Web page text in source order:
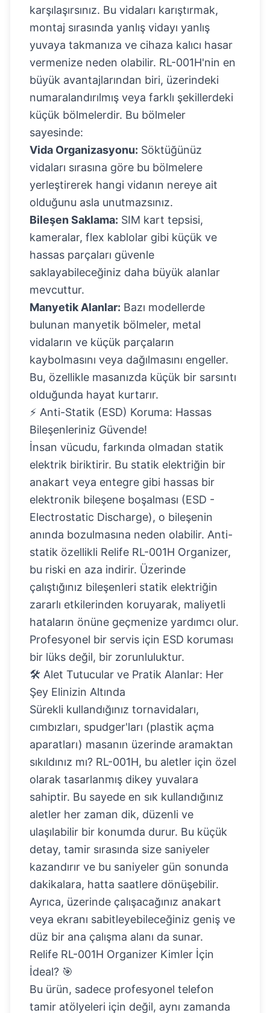
karşılaşırsınız. Bu vidaları karıştırmak,
montaj sırasında yanlış vidayı yanlış
yuvaya takmanıza ve cihaza kalıcı hasar
vermenize neden olabilir. RL-001H'nin en
büyük avantajlarından biri, üzerindeki
numaralandırılmış veya farklı şekillerdeki
küçük bölmelerdir. Bu bölmeler
sayesinde:
Vida Organizasyonu: Söktüğünüz
vidaları sırasına göre bu bölmelere
yerleştirerek hangi vidanın nereye ait
olduğunu asla unutmazsınız.
Bileşen Saklama: SIM kart tepsisi,
kameralar, flex kablolar gibi küçük ve
hassas parçaları güvenle
saklayabileceğiniz daha büyük alanlar
mevcuttur.
Manyetik Alanlar: Bazı modellerde
bulunan manyetik bölmeler, metal
vidaların ve küçük parçaların
kaybolmasını veya dağılmasını engeller.
Bu, özellikle masanızda küçük bir sarsıntı
olduğunda hayat kurtarır.
⚡ Anti-Statik (ESD) Koruma: Hassas
Bileşenleriniz Güvende!
İnsan vücudu, farkında olmadan statik
elektrik biriktirir. Bu statik elektriğin bir
anakart veya entegre gibi hassas bir
elektronik bileşene boşalması (ESD -
Electrostatic Discharge), o bileşenin
anında bozulmasına neden olabilir. Anti-
statik özellikli Relife RL-001H Organizer,
bu riski en aza indirir. Üzerinde
çalıştığınız bileşenleri statik elektriğin
zararlı etkilerinden koruyarak, maliyetli
hataların önüne geçmenize yardımcı olur.
Profesyonel bir servis için ESD koruması
bir lüks değil, bir zorunluluktur.
🛠️ Alet Tutucular ve Pratik Alanlar: Her
Şey Elinizin Altında
Sürekli kullandığınız tornavidaları,
cımbızları, spudger'ları (plastik açma
aparatları) masanın üzerinde aramaktan
sıkıldınız mı? RL-001H, bu aletler için özel
olarak tasarlanmış dikey yuvalara
sahiptir. Bu sayede en sık kullandığınız
aletler her zaman dik, düzenli ve
ulaşılabilir bir konumda durur. Bu küçük
detay, tamir sırasında size saniyeler
kazandırır ve bu saniyeler gün sonunda
dakikalara, hatta saatlere dönüşebilir.
Ayrıca, üzerinde çalışacağınız anakart
veya ekranı sabitleyebileceğiniz geniş ve
düz bir ana çalışma alanı da sunar.
Relife RL-001H Organizer Kimler İçin
İdeal? 🎯
Bu ürün, sadece profesyonel telefon
tamir atölyeleri için değil, aynı zamanda